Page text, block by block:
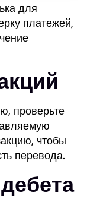
для
платежей,
проверьте
чтобы
перевода.